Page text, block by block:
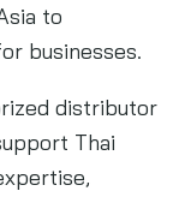
to
businesses.
distributor
Thai